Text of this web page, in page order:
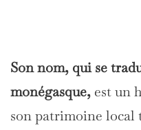
Son nom, qui se
monégasque, est un
son patrimoine local